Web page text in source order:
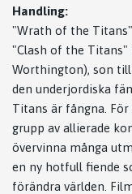
Handling:
"Wrath of the
"Clash of the Titans"
Worthington), son
den underjordiska
Titans är fångna.
grupp av allierade
övervinna många
en ny hotfull fiende
förändra världen.